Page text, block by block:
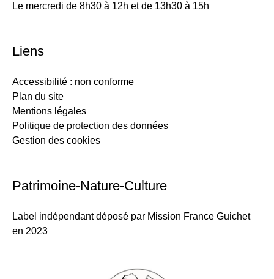
Le mercredi de 8h30 à 12h et de 13h30 à 15h
Liens
Accessibilité : non conforme
Plan du site
Mentions légales
Politique de protection des données
Gestion des cookies
Patrimoine-Nature-Culture
Label indépendant déposé par Mission France Guichet
en 2023